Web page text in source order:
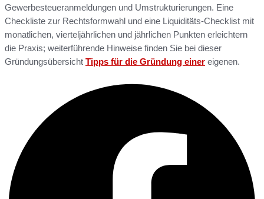
Gewerbesteueranmeldungen und Umstrukturierungen. Eine
Checkliste zur Rechtsformwahl und eine Liquiditäts-Checklist mit
monatlichen, vierteljährlichen und jährlichen Punkten erleichtern
die Praxis; weiterführende Hinweise finden Sie bei dieser
Gründungsübersicht Tipps für die Gründung einer eigenen.